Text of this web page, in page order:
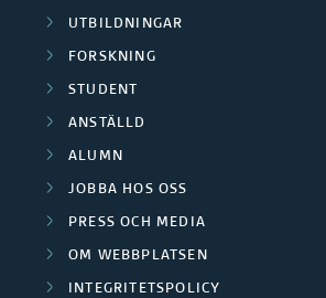
UTBILDNINGAR
FORSKNING
STUDENT
ANSTÄLLD
ALUMN
JOBBA HOS OSS
PRESS OCH MEDIA
OM WEBBPLATSEN
INTEGRITETSPOLICY